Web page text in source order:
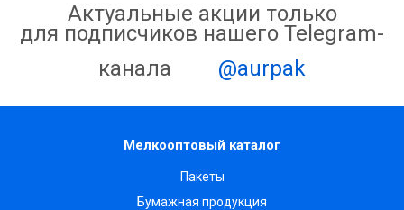
Актуальные акции только
для подписчиков нашего Telegram-
канала
@aurpak
Мелкооптовый каталог
Пакеты
Бумажная продукция